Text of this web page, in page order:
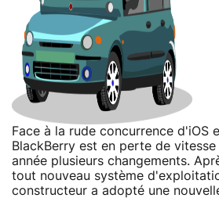
Face à la rude concurrence d'iOS
BlackBerry est en perte de
année plusieurs changements.
tout nouveau système
constructeur a adopté une